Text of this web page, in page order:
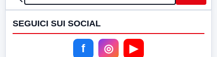
SEGUICI SUI SOCIAL
f ◎ ▶